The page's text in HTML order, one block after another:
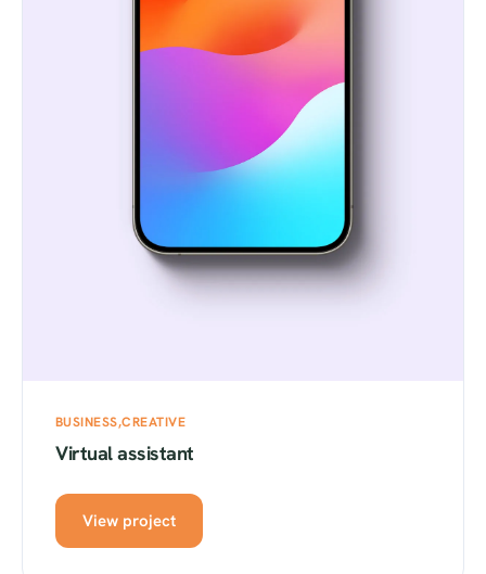
BUSINESS CREATIVE
Virtual assistant
View project